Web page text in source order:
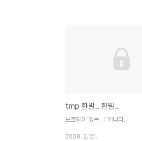
하는지... 동생하고 한잔하려는
판을 치던지... 결국에는 감금을
통곡을 하는 바람에 바로 석방...
지 마셔~
tmp 한발.. 한발..
보호되어 있는 글 입니다.
2008. 2. 21.